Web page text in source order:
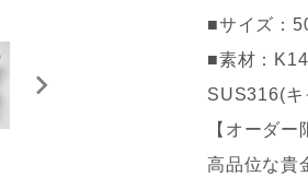
■サイズ：
■素材：
SUS316(キ
【オーダー
高品位な貴